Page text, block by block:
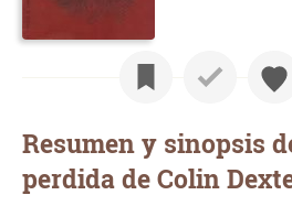
Resumen y sinopsis
perdida de Colin